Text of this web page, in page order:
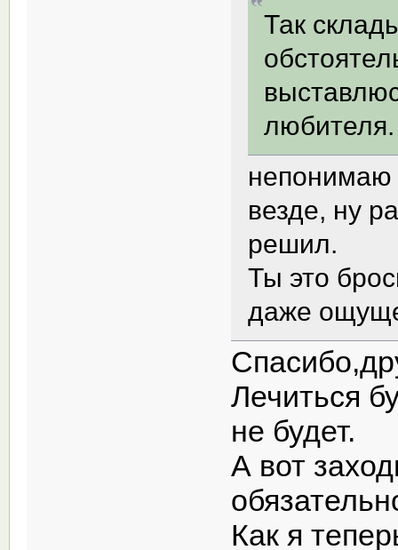
Так
любителя.
непонимаю
везде, ну
решил.
Ты это
даже
Лечиться
не будет.
А вот
Как я